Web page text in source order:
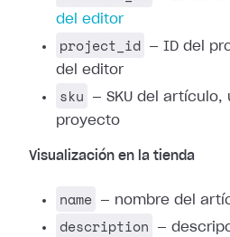
del editor
project_id
— ID del
del editor
sku
— SKU del artículo,
proyecto
Visualización en la tienda
name — nombre del
description —